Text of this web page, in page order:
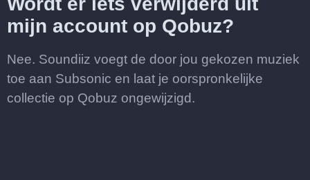
mijn account op Qobuz?
Nee. Soundiiz voegt de door jou gekozen muziek
toe aan Subsonic en laat je oorspronkelijke
collectie op Qobuz ongewijzigd.